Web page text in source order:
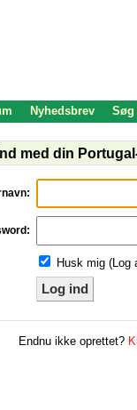
Nyhedsbrev Søg
med din
Husk mig (Log
Log ind
Endnu ikke oprettet?